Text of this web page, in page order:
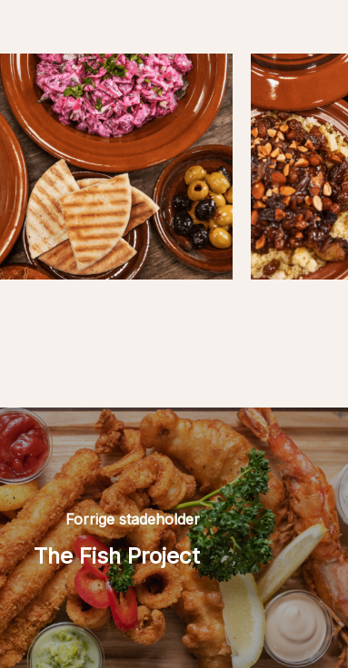
(1)
Forrige stadeholder
The Fish Project